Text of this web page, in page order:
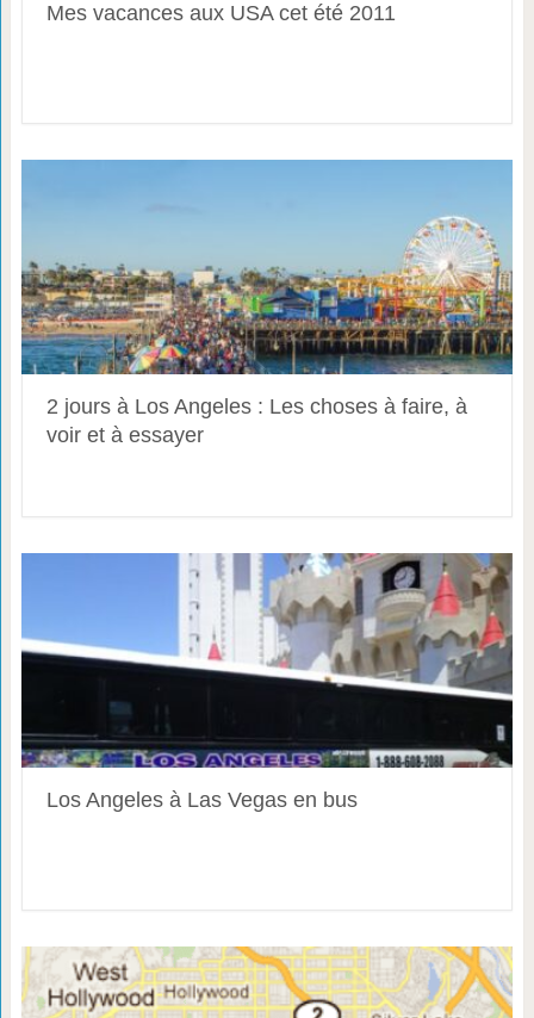
Mes vacances aux USA cet été 2011
2 jours à Los Angeles : Les choses à faire, à
voir et à essayer
Los Angeles à Las Vegas en bus